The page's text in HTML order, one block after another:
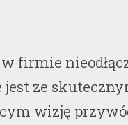
firmie
jest ze
wizję